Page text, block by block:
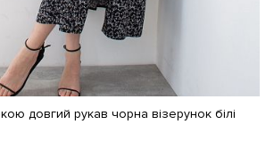
довгий рукав чорна візерунок білі